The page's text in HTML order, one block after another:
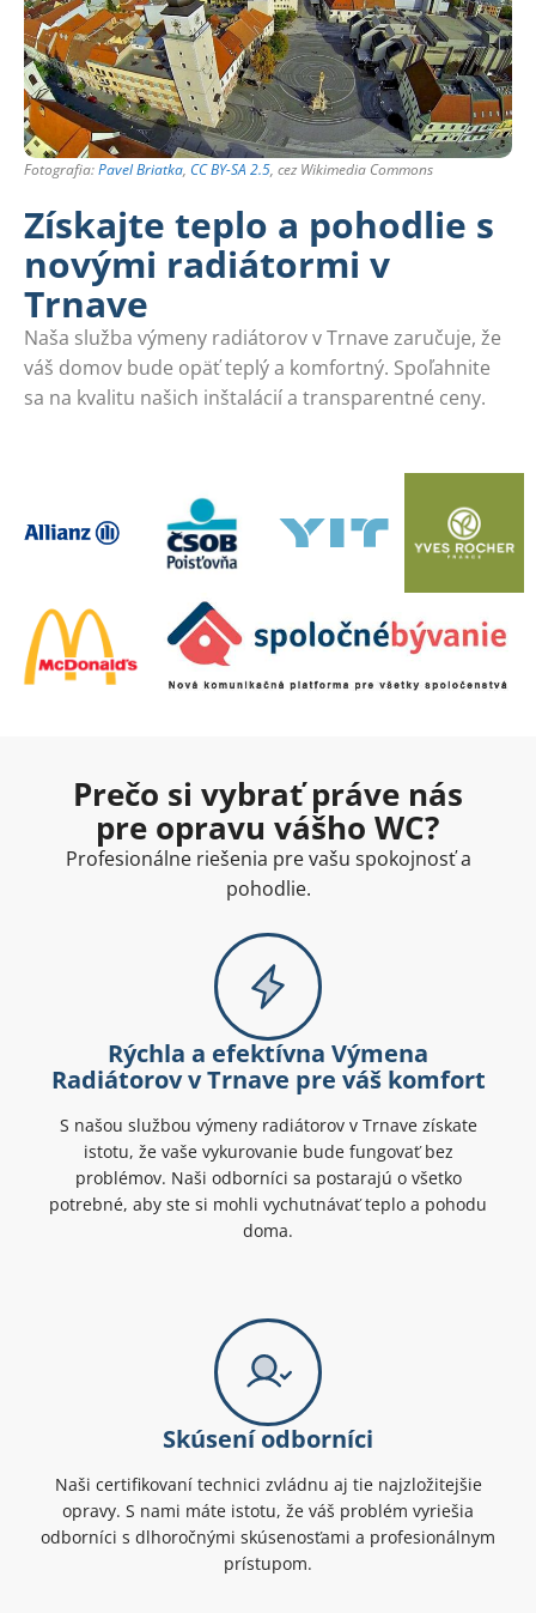
Fotografia:Pavel Briatka, CC BY-SA 2.5, cez Wikimedia Commons
Získajte teplo a pohodlie s
novými radiátormi v
Trnave
Naša služba výmeny radiátorov v Trnave zaručuje, že
váš domov bude opäť teplý a komfortný. Spoľahnite
sa na kvalitu našich inštalácií a transparentné ceny.
Prečo si vybrať práve nás
pre opravu vášho WC?
Profesionálne riešenia pre vašu spokojnosť a
pohodlie.
Rýchla a efektívna Výmena
Radiátorov v Trnave pre váš komfort
S našou službou výmeny radiátorov v Trnave získate
istotu, že vaše vykurovanie bude fungovať bez
problémov. Naši odborníci sa postarajú o všetko
potrebné, aby ste si mohli vychutnávať teplo a pohodu
doma.
Skúsení odborníci
Naši certifikovaní technici zvládnu aj tie najzložitejšie
opravy. S nami máte istotu, že váš problém vyriešia
odborníci s dlhoročnými skúsenosťami a profesionálnym
prístupom.